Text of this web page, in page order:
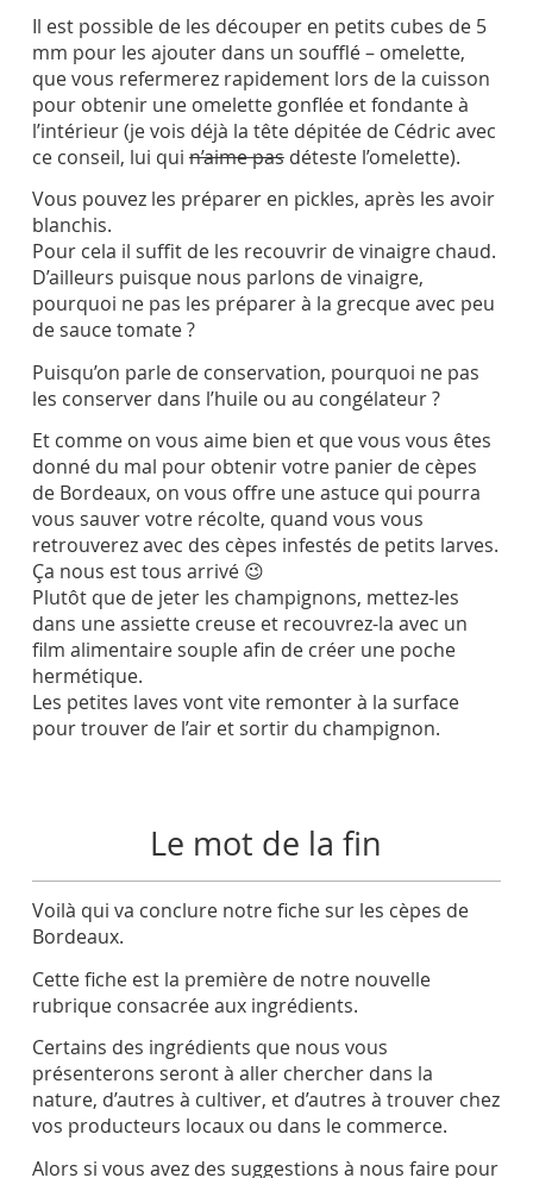
Il est possible de les découper en petits cubes de 5
mm pour les ajouter dans un soufflé – omelette,
que vous refermerez rapidement lors de la cuisson
pour obtenir une omelette gonflée et fondante à
l’intérieur (je vois déjà la tête dépitée de Cédric avec
ce conseil, lui quin’aime pasdéteste l’omelette).
Vous pouvez les préparer en pickles, après les avoir
blanchis.
Pour cela il suffit de les recouvrir de vinaigre chaud.
D’ailleurs puisque nous parlons de vinaigre,
pourquoi ne pas les préparer à la grecque avec peu
de sauce tomate ?
Puisqu’on parle de conservation, pourquoi ne pas
les conserver dans l’huile ou au congélateur ?
Et comme on vous aime bien et que vous vous êtes
donné du mal pour obtenir votre panier de cèpes
de Bordeaux, on vous offre une astuce qui pourra
vous sauver votre récolte, quand vous vous
retrouverez avec des cèpes infestés de petits larves.
Ça nous est tous arrivé 😉
Plutôt que de jeter les champignons, mettez-les
dans une assiette creuse et recouvrez-la avec un
film alimentaire souple afin de créer une poche
hermétique.
Les petites laves vont vite remonter à la surface
pour trouver de l’air et sortir du champignon.
Le mot de la fin
Voilà qui va conclure notre fiche sur les cèpes de
Bordeaux.
Cette fiche est la première de notre nouvelle
rubrique consacrée aux ingrédients.
Certains des ingrédients que nous vous
présenterons seront à aller chercher dans la
nature, d’autres à cultiver, et d’autres à trouver chez
vos producteurs locaux ou dans le commerce.
Alors si vous avez des suggestions à nous faire pour